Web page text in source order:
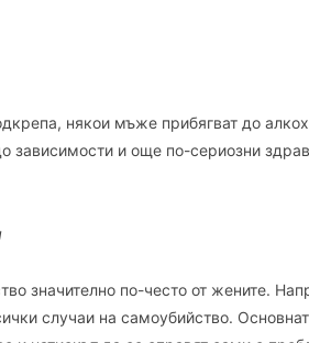
някои мъже прибягват до
зависимости и още по-сериозни
значително по-често от жените.
случаи на самоубийство.